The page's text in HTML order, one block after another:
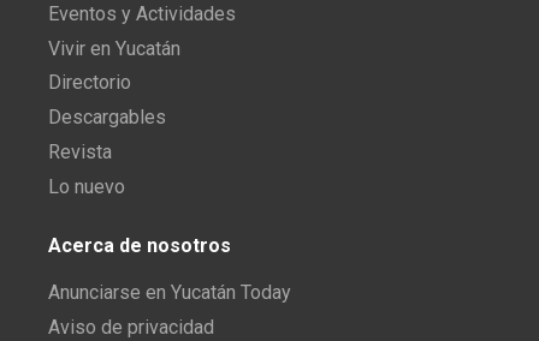
Eventos y Actividades
Vivir en Yucatán
Directorio
Descargables
Revista
Lo nuevo
Acerca de nosotros
Anunciarse en Yucatán Today
Aviso de privacidad